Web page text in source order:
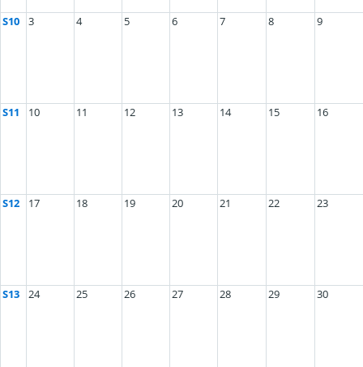
S10 3 4 5 6 7 8 9
S11 10 11 12 13 14 15 16
S12 17 18 19 20 21 22 23
S13 24 25 26 27 28 29 30